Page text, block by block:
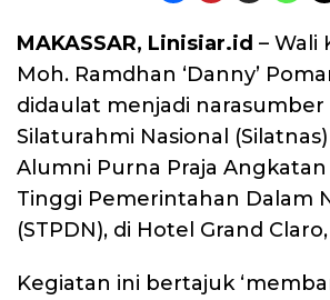
MAKASSAR, Linisiar.id – Wali
Moh. Ramdhan ‘Danny’
didaulat menjadi narasumber
Silaturahmi Nasional
Alumni Purna Praja Angkatan
Tinggi Pemerintahan Dalam
(STPDN), di Hotel Grand
Kegiatan ini bertajuk